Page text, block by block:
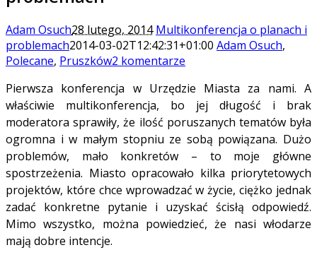
Adam Osuch28 lutego, 2014 Multikonferencja o planach i
problemach2014-03-02T12:42:31+01:00 Adam Osuch,
Polecane, Pruszków2 komentarze
Pierwsza konferencja w Urzędzie Miasta za nami. A
właściwie multikonferencja, bo jej długość i brak
moderatora sprawiły, że ilość poruszanych tematów była
ogromna i w małym stopniu ze sobą powiązana. Dużo
problemów, mało konkretów – to moje główne
spostrzeżenia. Miasto opracowało kilka priorytetowych
projektów, które chce wprowadzać w życie, ciężko jednak
zadać konkretne pytanie i uzyskać ścisłą odpowiedź.
Mimo wszystko, można powiedzieć, że nasi włodarze
mają dobre intencje.